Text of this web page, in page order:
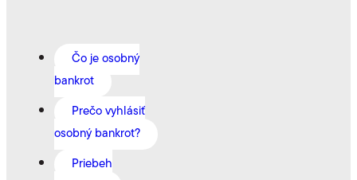
Čo je osobný
bankrot
Prečo vyhlásiť
osobný bankrot?
Priebeh